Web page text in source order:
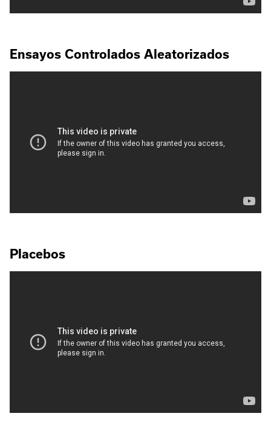
Ensayos Controlados Aleatorizados
Placebos